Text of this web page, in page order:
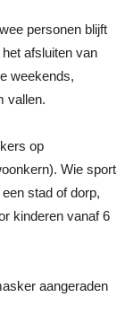
personen blijft
afsluiten van
weekends,
vallen.
op
Wie sport
stad of dorp,
kinderen vanaf 6
aangeraden